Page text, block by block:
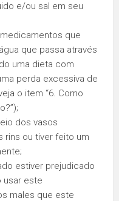
e/ou sal em seu
que
que passa através
uma dieta com
perda excessiva de
o item “6. Como
dos vasos
rins ou tiver feito um
estiver prejudicado
usar este
males que este